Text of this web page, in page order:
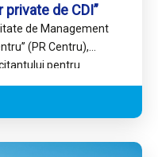
de CDI”
de Management
(PR Centru),
pentru
private de
pentru o economie